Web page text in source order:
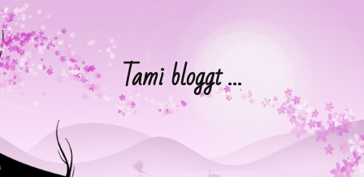
Tami bloggt …